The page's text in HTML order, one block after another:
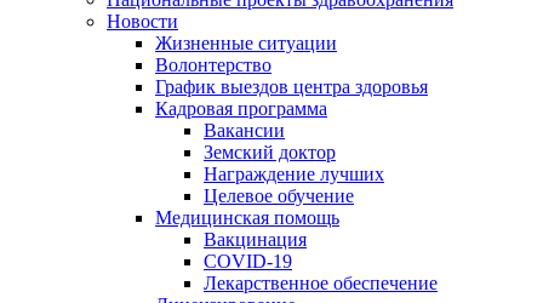
Новости
Жизненные ситуации
Волонтерство
График выездов центра здоровья
Кадровая программа
Вакансии
Земский доктор
Награждение лучших
Целевое обучение
Медицинская помощь
Вакцинация
COVID-19
Лекарственное обеспечение